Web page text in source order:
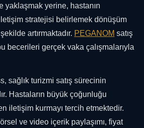
yaklaşmak yerine, hastanın
stratejisi belirlemek dönüşüm
artırmaktadır. PEGANOM satış
becerileri gerçek vaka çalışmalarıyla
sağlık turizmi satış sürecinin
Hastaların büyük çoğunluğu
iletişim kurmayı tercih etmektedir.
ve video içerik paylaşımı, fiyat